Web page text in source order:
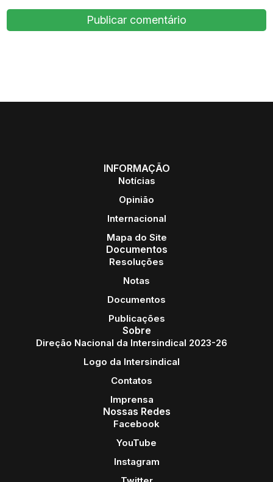
INFORMAÇÃO
Notícias
Opinião
Internacional
Mapa do Site
Documentos
Resoluções
Notas
Documentos
Publicações
Sobre
Direção Nacional da Intersindical 2023-26
Logo da Intersindical
Contatos
Imprensa
Nossas Redes
Facebook
YouTube
Instagram